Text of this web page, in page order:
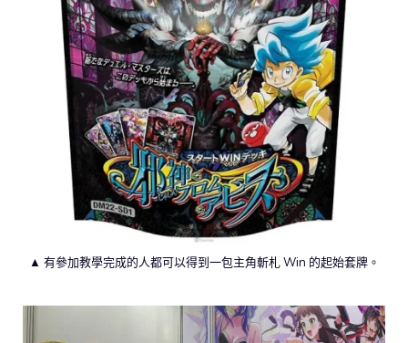
▲ 有參加教學完成的人都可以得到一包主角斬札 Win 的起始套牌。